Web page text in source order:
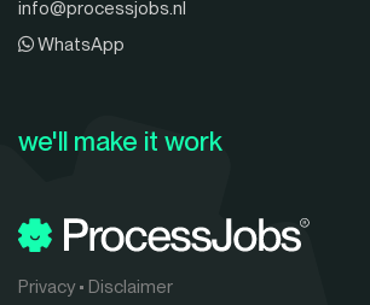
info@processjobs.nl
WhatsApp
Privacy• Disclaimer
we'll make it work